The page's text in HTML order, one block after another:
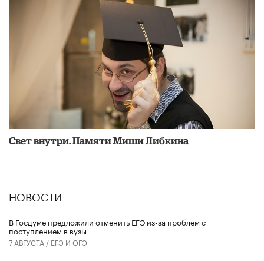
​Свет внутри. Памяти Миши Либкина
НОВОСТИ
В Госдуме предложили отменить ЕГЭ из-за проблем с
поступлением в вузы
7 АВГУСТА / ЕГЭ И ОГЭ